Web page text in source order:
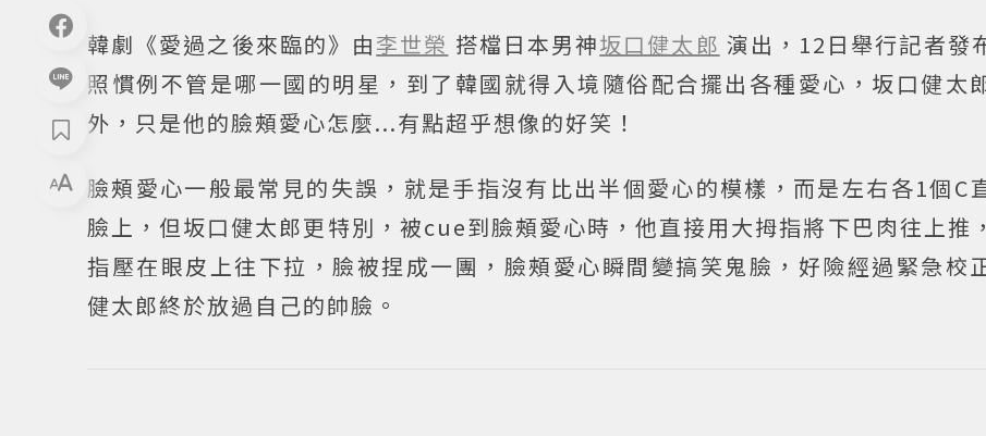
韓劇《愛過之後來臨的》由李世榮 搭檔日本男神坂口健太郎 演出，12日舉行記者發
照慣例不管是哪一國的明星，到了韓國就得入境隨俗配合擺出各種愛心，坂口健太
外，只是他的臉頰愛心怎麼...有點超乎想像的好笑！
臉頰愛心一般最常見的失誤，就是手指沒有比出半個愛心的模樣，而是左右各1個C
臉上，但坂口健太郎更特別，被cue到臉頰愛心時，他直接用大拇指將下巴肉往上推
指壓在眼皮上往下拉，臉被捏成一團，臉頰愛心瞬間變搞笑鬼臉，好險經過緊急校
健太郎終於放過自己的帥臉。